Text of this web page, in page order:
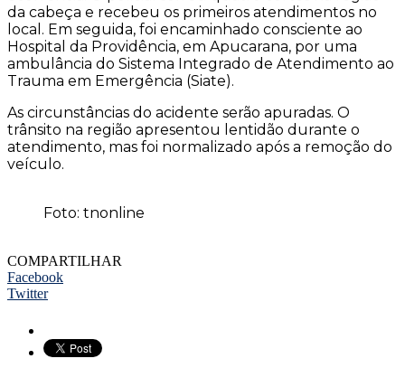
da cabeça e recebeu os primeiros atendimentos no
local. Em seguida, foi encaminhado consciente ao
Hospital da Providência, em Apucarana, por uma
ambulância do Sistema Integrado de Atendimento ao
Trauma em Emergência (Siate).
As circunstâncias do acidente serão apuradas. O
trânsito na região apresentou lentidão durante o
atendimento, mas foi normalizado após a remoção do
veículo.
Foto: tnonline
COMPARTILHAR
Facebook
Twitter